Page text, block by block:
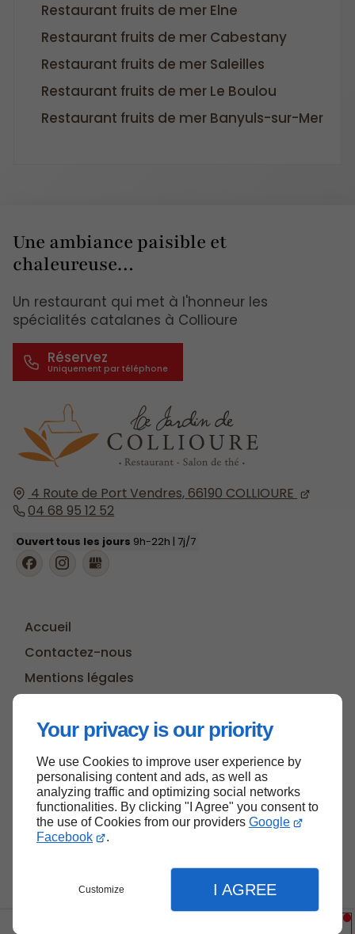
Your privacy is our priority
We use Cookies to improve user experience by
personalising content and ads, as well as
analyzing traffic and optimizing social networks
functionalities. By clicking "I Agree" you consent to
the use of Cookies from our providers Google
Facebook
.
Customize I AGREE
Restaurant fruits de mer Elne
Restaurant fruits de mer Cabestany
Restaurant fruits de mer Saleilles
Restaurant fruits de mer Le Boulou
Restaurant fruits de mer Banyuls-sur-Mer
4 Route de Port Vendres, 66190 COLLIOURE
04 68 95 12 52
Ouvert tous les jours 9h-22h | 7j/7
Accueil
Contactez-nous
Mentions légales
Une ambiance paisible et
chaleureuse…
Un restaurant qui met à l'honneur les
spécialités catalanes à Collioure
Réservez
Haut de page